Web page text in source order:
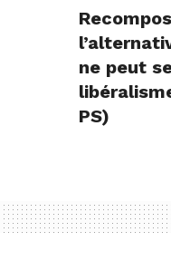
ne peut
PS)